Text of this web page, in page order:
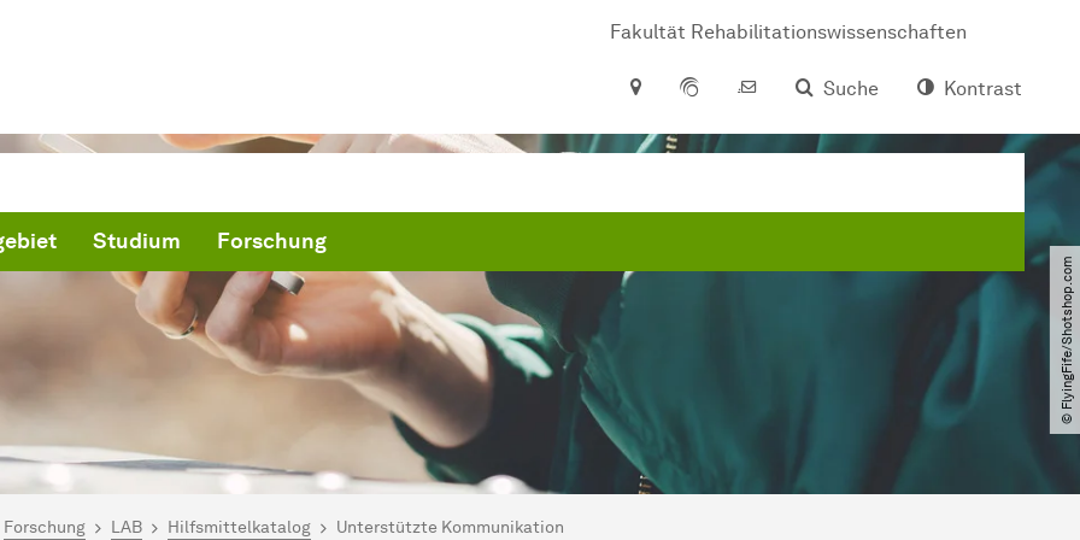
Fakultät Rehabilitationswissenschaften
Suche
Kontrast
Studium Forschung
© FlyingFife​/​Shotshop.com
hier:
Forschung LAB Hilfsmittelkatalog Unterstützte Kommunikation